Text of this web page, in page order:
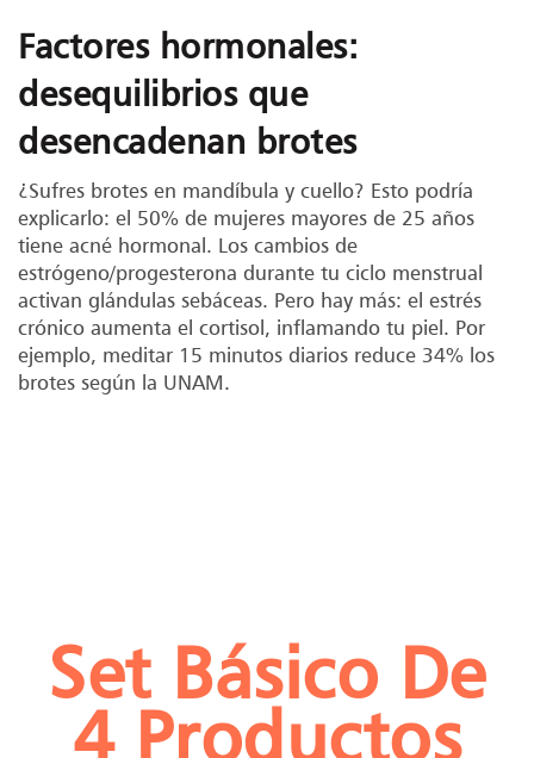
Factores hormonales:
desequilibrios que
desencadenan brotes
¿Sufres brotes en mandíbula y cuello? Esto podría
explicarlo: el 50% de mujeres mayores de 25 años
tiene acné hormonal. Los cambios de
estrógeno/progesterona durante tu ciclo menstrual
activan glándulas sebáceas. Pero hay más: el estrés
crónico aumenta el cortisol, inflamando tu piel. Por
ejemplo, meditar 15 minutos diarios reduce 34% los
brotes según la UNAM.
Set Básico De
4 Productos